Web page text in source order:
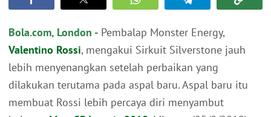
Bola.com, London - Pembalap Monster Energy,
Valentino Rossi, mengakui Sirkuit Silverstone jauh
lebih menyenangkan setelah perbaikan yang
dilakukan terutama pada aspal baru. Aspal baru itu
membuat Rossi lebih percaya diri menyambut